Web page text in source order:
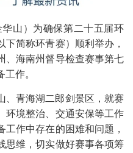
山）为确保第二十五届环
简称环青赛）顺利举办，
、海南州督导检查赛事第七
作。
、青海湖二郎剑景区，就赛
环境整治、交通安保等工作
作中存在的困难和问题，
思维，切实做好赛事各项筹